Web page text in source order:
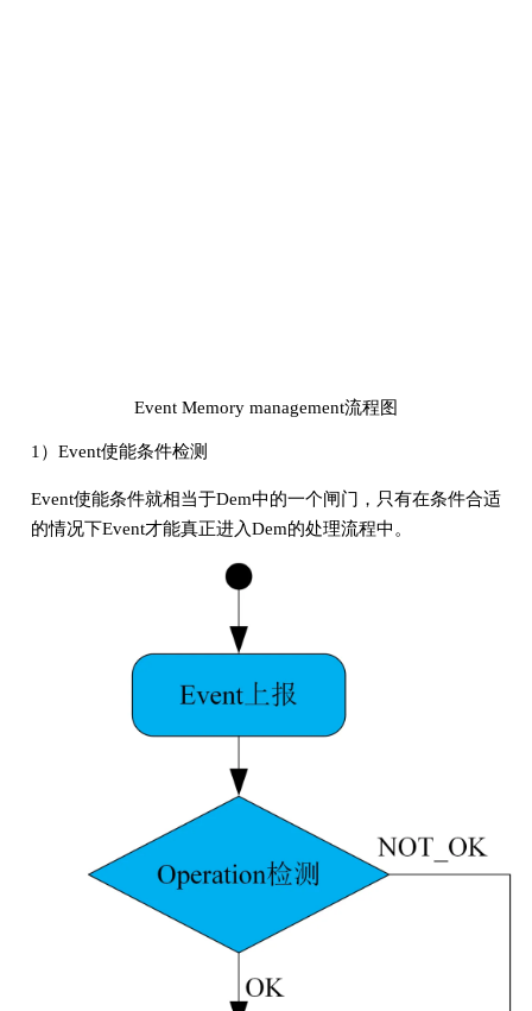
Event Memory management流程图
1）Event使能条件检测
Event使能条件就相当于Dem中的一个闸门，只有在条件合适
的情况下Event才能真正进入Dem的处理流程中。